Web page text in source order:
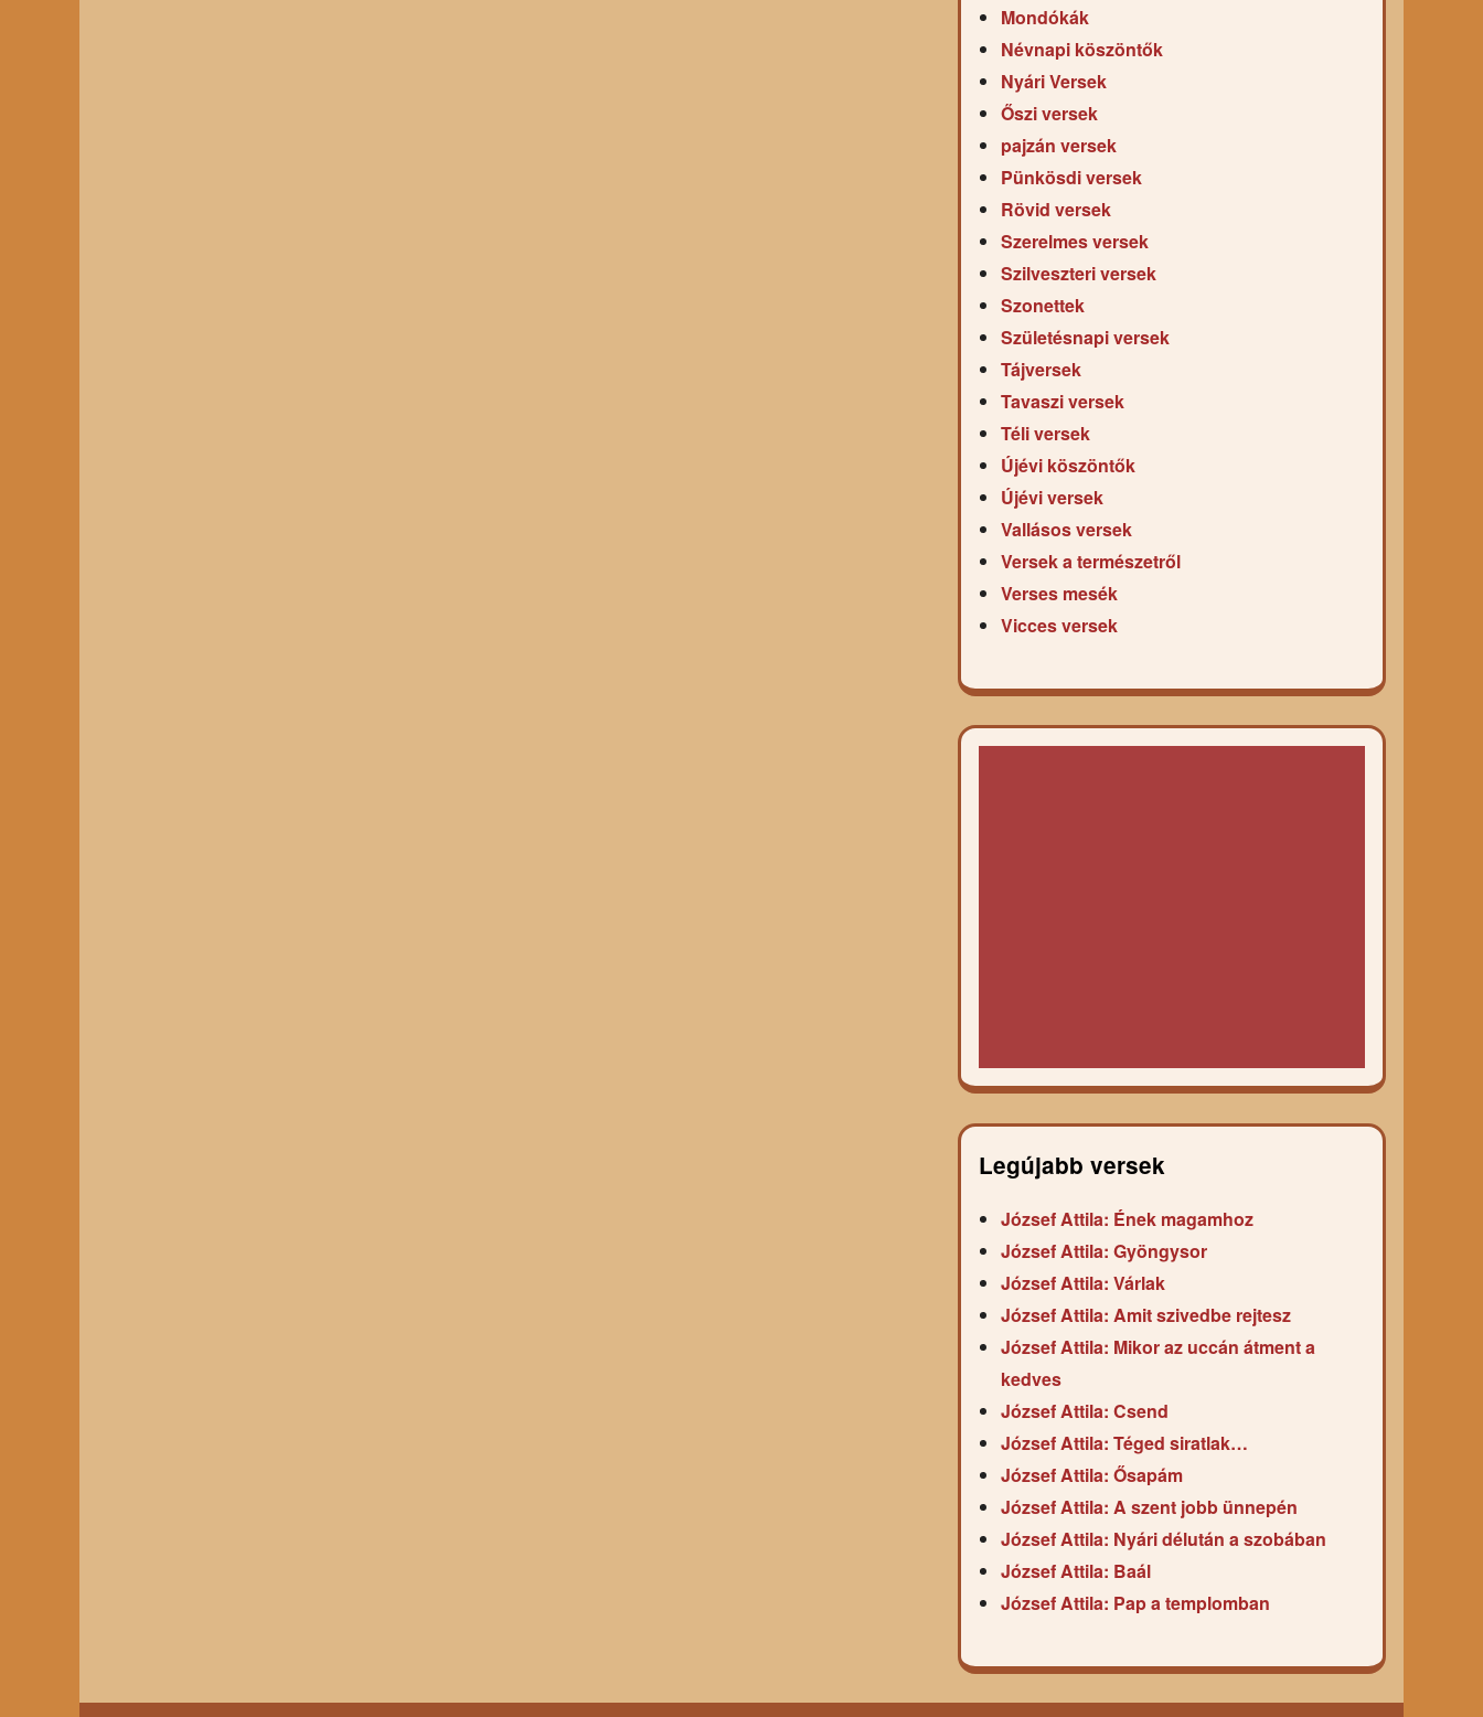
Mondókák
Névnapi köszöntők
Nyári Versek
Őszi versek
pajzán versek
Pünkösdi versek
Rövid versek
Szerelmes versek
Szilveszteri versek
Szonettek
Születésnapi versek
Tájversek
Tavaszi versek
Téli versek
Újévi köszöntők
Újévi versek
Vallásos versek
Versek a természetről
Verses mesék
Vicces versek
Legújabb versek
József Attila: Ének magamhoz
József Attila: Gyöngysor
József Attila: Várlak
József Attila: Amit szivedbe rejtesz
József Attila: Mikor az uccán átment a
kedves
József Attila: Csend
József Attila: Téged siratlak…
József Attila: Ősapám
József Attila: A szent jobb ünnepén
József Attila: Nyári délután a szobában
József Attila: Baál
József Attila: Pap a templomban